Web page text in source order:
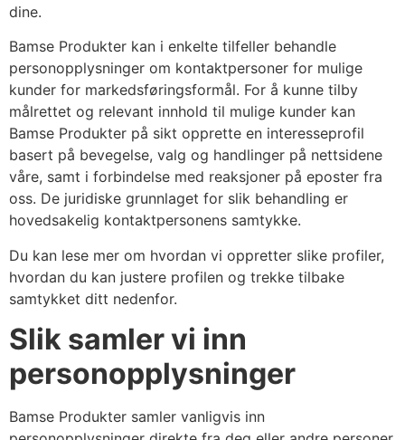
dine.
Bamse Produkter kan i enkelte tilfeller behandle
personopplysninger om kontaktpersoner for mulige
kunder for markedsføringsformål. For å kunne tilby
målrettet og relevant innhold til mulige kunder kan
Bamse Produkter på sikt opprette en interesseprofil
basert på bevegelse, valg og handlinger på nettsidene
våre, samt i forbindelse med reaksjoner på eposter fra
oss. De juridiske grunnlaget for slik behandling er
hovedsakelig kontaktpersonens samtykke.
Du kan lese mer om hvordan vi oppretter slike profiler,
hvordan du kan justere profilen og trekke tilbake
samtykket ditt nedenfor.
Slik samler vi inn
personopplysninger
Bamse Produkter samler vanligvis inn